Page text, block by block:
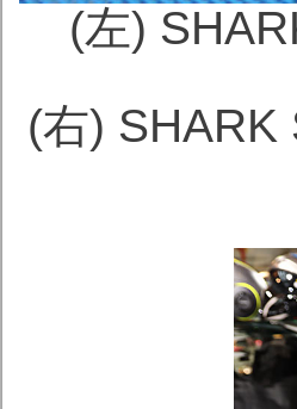
(左)
(右) SHARK